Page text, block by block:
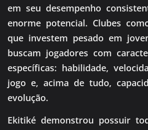
em seu desempenho
enorme potencial. Clubes
que investem pesado em
buscam jogadores com
específicas: habilidade,
jogo e, acima de tudo,
evolução.
Ekitiké demonstrou possuir